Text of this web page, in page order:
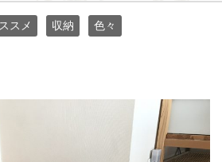
スメ 収納 色々